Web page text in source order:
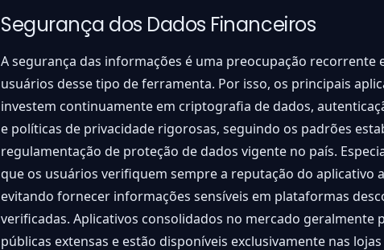
Segurança dos Dados Financeiros
A segurança das informações é uma preocupação recorrente
usuários desse tipo de ferramenta. Por isso, os principais
investem continuamente em criptografia de dados,
e políticas de privacidade rigorosas, seguindo os padrões
regulamentação de proteção de dados vigente no país.
que os usuários verifiquem sempre a reputação do aplicativo
evitando fornecer informações sensíveis em plataformas
verificadas. Aplicativos consolidados no mercado geralmente
públicas extensas e estão disponíveis exclusivamente nas